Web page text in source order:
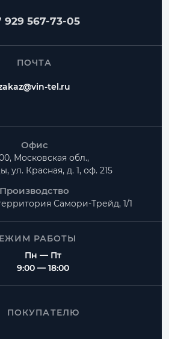
929 567-73-05
ПОЧТА
tel.ru
Офис
Московская обл.,
ул. Красная, д. 1, оф. 215
Производство
Самори-Трейд, 1/1
РАБОТЫ
Пн — Пт
9:00 — 18:00
ПОКУПАТЕЛЮ